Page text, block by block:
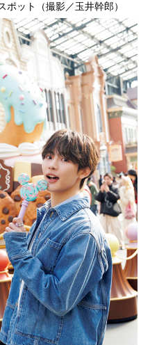
ット（撮影／玉井幹郎）